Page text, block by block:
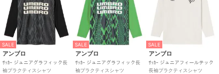
SALE
アンブロ
ｻｯｶｰ ジュニアグラフィック長
袖プラクティスシャツ
SALE
アンブロ
ｻｯｶｰ ジュニアグラフィック長
袖プラクティスシャツ
SALE
アンブロ
ｻｯｶｰ ジュニアフィールテック
長袖プラクティスシャツ